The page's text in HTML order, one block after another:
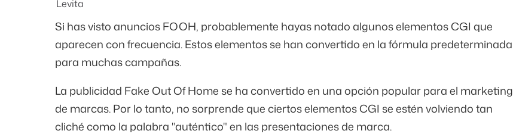
Si has visto anuncios FOOH, probablemente hayas notado algunos elementos CGI que
aparecen con frecuencia. Estos elementos se han convertido en la fórmula predeterminada
para muchas campañas.
La publicidad Fake Out Of Home se ha convertido en una opción popular para el marketing
de marcas. Por lo tanto, no sorprende que ciertos elementos CGI se estén volviendo tan
cliché como la palabra "auténtico" en las presentaciones de marca.